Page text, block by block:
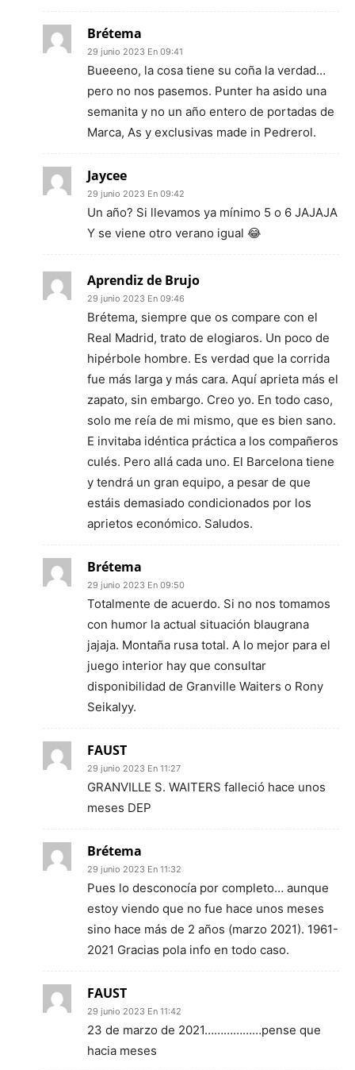
Brétema
29 junio 2023 En 09:41
Bueeeno, la cosa tiene su coña la verdad…
pero no nos pasemos. Punter ha asido una
semanita y no un año entero de portadas de
Marca, As y exclusivas made in Pedrerol.
Jaycee
29 junio 2023 En 09:42
Un año? Si llevamos ya mínimo 5 o 6 JAJAJA
Y se viene otro verano igual 😂
Aprendiz de Brujo
29 junio 2023 En 09:46
Brétema, siempre que os compare con el
Real Madrid, trato de elogiaros. Un poco de
hipérbole hombre. Es verdad que la corrida
fue más larga y más cara. Aquí aprieta más el
zapato, sin embargo. Creo yo. En todo caso,
solo me reía de mi mismo, que es bien sano.
E invitaba idéntica práctica a los compañeros
culés. Pero allá cada uno. El Barcelona tiene
y tendrá un gran equipo, a pesar de que
estáis demasiado condicionados por los
aprietos económico. Saludos.
Brétema
29 junio 2023 En 09:50
Totalmente de acuerdo. Si no nos tomamos
con humor la actual situación blaugrana
jajaja. Montaña rusa total. A lo mejor para el
juego interior hay que consultar
disponibilidad de Granville Waiters o Rony
Seikalyy.
FAUST
29 junio 2023 En 11:27
GRANVILLE S. WAITERS falleció hace unos
meses DEP
Brétema
29 junio 2023 En 11:32
Pues lo desconocía por completo… aunque
estoy viendo que no fue hace unos meses
sino hace más de 2 años (marzo 2021). 1961-
2021 Gracias pola info en todo caso.
FAUST
29 junio 2023 En 11:42
23 de marzo de 2021………………pense que
hacia meses